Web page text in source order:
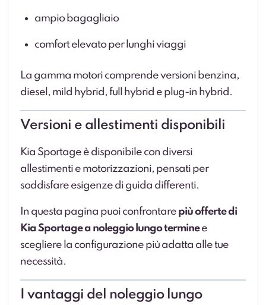
ampio bagagliaio
comfort elevato per lunghi viaggi
La gamma motori comprende versioni benzina,
diesel, mild hybrid, full hybrid e plug-in hybrid.
Versioni e allestimenti disponibili
Kia Sportage è disponibile con diversi
allestimenti e motorizzazioni, pensati per
soddisfare esigenze di guida differenti.
In questa pagina puoi confrontare più offerte di
Kia Sportage a noleggio lungo terminee
scegliere la configurazione più adatta alle tue
necessità.
I vantaggi del noleggio lungo